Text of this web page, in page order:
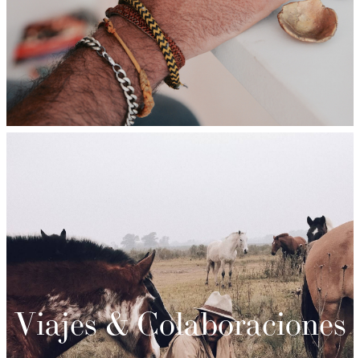
Viajes & Colaboraciones